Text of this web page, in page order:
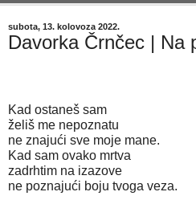
subota, 13. kolovoza 2022.
Davorka Črnčec | Na
Kad ostaneš sam
želiš me nepoznatu
ne znajući sve moje mane.
Kad sam ovako mrtva
zadrhtim na izazove
ne poznajući boju tvoga veza.